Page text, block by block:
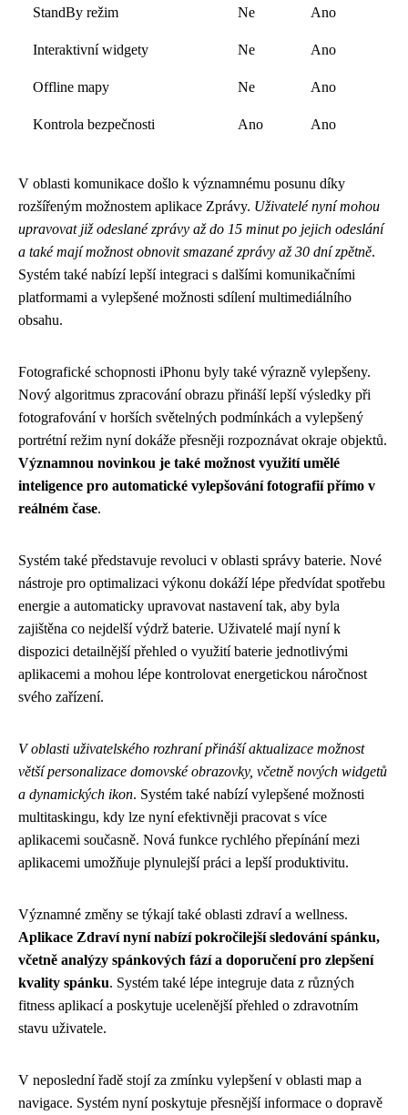
StandBy režim Ne Ano
Interaktivní widgety Ne Ano
Offline mapy Ne Ano
Kontrola bezpečnosti Ano Ano
V oblasti komunikace došlo k významnému posunu díky
rozšířeným možnostem aplikace Zprávy. Uživatelé nyní mohou
upravovat již odeslané zprávy až do 15 minut po jejich odeslání
a také mají možnost obnovit smazané zprávy až 30 dní zpětně.
Systém také nabízí lepší integraci s dalšími komunikačními
platformami a vylepšené možnosti sdílení multimediálního
obsahu.
Fotografické schopnosti iPhonu byly také výrazně vylepšeny.
Nový algoritmus zpracování obrazu přináší lepší výsledky při
fotografování v horších světelných podmínkách a vylepšený
portrétní režim nyní dokáže přesněji rozpoznávat okraje objektů.
Významnou novinkou je také možnost využití umělé
inteligence pro automatické vylepšování fotografií přímo v
reálném čase.
Systém také představuje revoluci v oblasti správy baterie. Nové
nástroje pro optimalizaci výkonu dokáží lépe předvídat spotřebu
energie a automaticky upravovat nastavení tak, aby byla
zajištěna co nejdelší výdrž baterie. Uživatelé mají nyní k
dispozici detailnější přehled o využití baterie jednotlivými
aplikacemi a mohou lépe kontrolovat energetickou náročnost
svého zařízení.
V oblasti uživatelského rozhraní přináší aktualizace možnost
větší personalizace domovské obrazovky, včetně nových widgetů
a dynamických ikon. Systém také nabízí vylepšené možnosti
multitaskingu, kdy lze nyní efektivněji pracovat s více
aplikacemi současně. Nová funkce rychlého přepínání mezi
aplikacemi umožňuje plynulejší práci a lepší produktivitu.
Významné změny se týkají také oblasti zdraví a wellness.
Aplikace Zdraví nyní nabízí pokročilejší sledování spánku,
včetně analýzy spánkových fází a doporučení pro zlepšení
kvality spánku. Systém také lépe integruje data z různých
fitness aplikací a poskytuje ucelenější přehled o zdravotním
stavu uživatele.
V neposlední řadě stojí za zmínku vylepšení v oblasti map a
navigace. Systém nyní poskytuje přesnější informace o dopravě